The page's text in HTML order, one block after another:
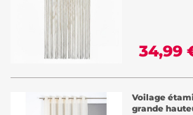
34,99
Voilage
grande